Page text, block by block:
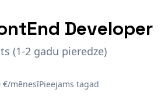
Developer
(1-2 gadu pieredze)
€/mēnesīPieejams tagad